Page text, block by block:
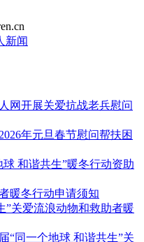
新闻
网开展关爱抗战老兵慰问
年元旦春节慰问帮扶困
和谐共生”暖冬行动资助
暖冬行动申请须知
”关爱流浪动物和救助者暖
“同一个地球 和谐共生”关